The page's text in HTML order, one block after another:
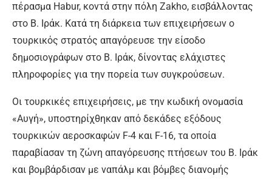
πέρασμα Habur, κοντά στην πόλη Zakho, εισβάλλοντας
στο Β. Ιράκ. Κατά τη διάρκεια των επιχειρήσεων ο
τουρκικός στρατός απαγόρευσε την είσοδο
δημοσιογράφων στο Β. Ιράκ, δίνοντας ελάχιστες
πληροφορίες για την πορεία των συγκρούσεων.
Οι τουρκικές επιχειρήσεις, με την κωδική ονομασία
«Αυγή», υποστηρίχθηκαν από δεκάδες εξόδους
τουρκικών αεροσκαφών F-4 και F-16, τα οποία
παραβίασαν τη ζώνη απαγόρευσης πτήσεων του Β. Ιράκ
και βομβάρδισαν με ναπάλμ και βόμβες διανομής